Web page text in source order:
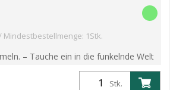
Mindestbestellmenge: 1Stk.
– Tauche ein in die funkelnde Welt
Buddies! Entdecke die brandneue
Kollektion – eine faszin...Stk.